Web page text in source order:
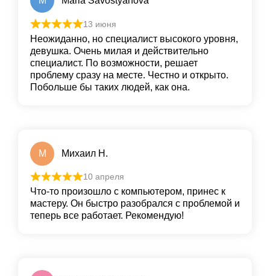
13 июня
Неожиданно, но специалист высокого уровня,
девушка. Очень милая и действительно
специалист. По возможности, решает
проблему сразу на месте. Честно и открыто.
Побольше бы таких людей, как она.
М Михаил Н.
10 апреля
Что-то произошло с компьютером, принес к
мастеру. Он быстро разобрался с проблемой и
теперь все работает. Рекомендую!